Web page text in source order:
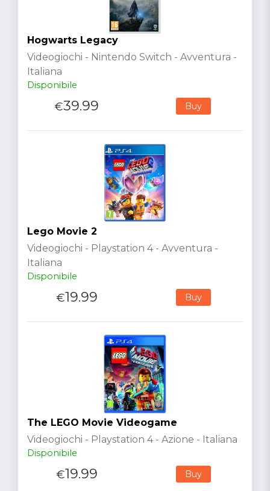
Hogwarts Legacy
Videogiochi - Nintendo Switch - Avventura -
Italiana
Disponibile
€39.99 Buy
Lego Movie 2
Videogiochi - Playstation 4 - Avventura -
Italiana
Disponibile
€19.99 Buy
The LEGO Movie Videogame
Videogiochi - Playstation 4 - Azione - Italiana
Disponibile
€19.99 Buy